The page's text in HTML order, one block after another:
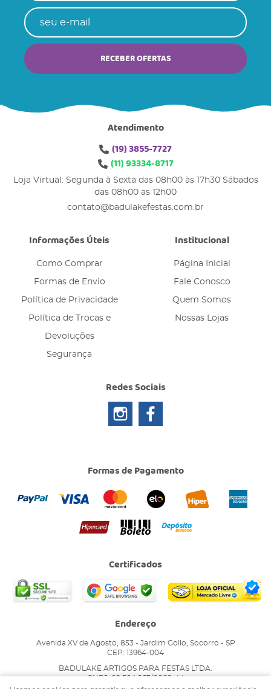
RECEBER OFERTAS
Atendimento
(19)3855-7727
(11)93334-8717
Loja Virtual: Segunda à Sexta das 08h00 às 17h30 Sábados
das 08h00 as 12h00
contato@badulakefestas.com.br
Informações Úteis
Como Comprar
Formas de Envio
Política de Privacidade
Política de Trocas e
Devoluções
Segurança
Institucional
Página Inicial
Fale Conosco
Quem Somos
Nossas Lojas
Redes Sociais
Formas de Pagamento
Certificados
Endereço
Avenida XV de Agosto, 853- Jardim Gollo, Socorro - SP
CEP: 13964-004
BADULAKE ARTIGOS PARA FESTAS LTDA.
CNPJ: 02.504.263/0002-44